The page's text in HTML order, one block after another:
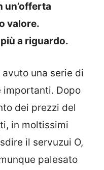
un’offerta
valore.
a riguardo.
una serie di
Dopo
dei prezzi del
in moltissimi
il servuzui O,
palesato